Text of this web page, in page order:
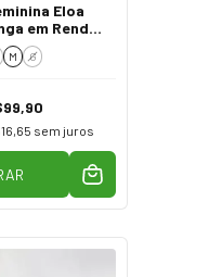
Eloa
em Renda
Black
M G
sem juros